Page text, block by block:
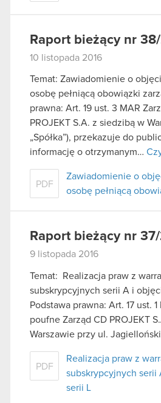
Raport bieżący nr
10 listopada 2016
Temat: Zawiadomienie o
osobę pełniącą obowiązki
prawna: Art. 19 ust. 3 MAR
PROJEKT S.A. z siedzibą w
„Spółka”), przekazuje do
informację o otrzymanym…
PDF
Zawiadomienie o
osobę pełniącą
Raport bieżący nr
9 listopada 2016
Temat: Realizacja praw z
subskrypcyjnych serii A i
Podstawa prawna: Art. 17 ust.
poufne Zarząd CD PROJEKT
Warszawie przy ul.
PDF
Realizacja praw z
subskrypcyjnych serii
serii L